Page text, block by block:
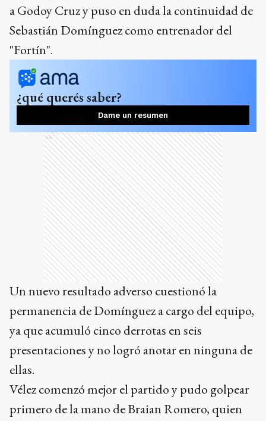
a Godoy Cruz y puso en duda la continuidad de
Sebastián Domínguez como entrenador del
"Fortín".
¿qué querés saber?
Dame un resumen
Ads
Un nuevo resultado adverso cuestionó la
permanencia de Domínguez a cargo del equipo,
ya que acumuló cinco derrotas en seis
presentaciones y no logró anotar en ninguna de
ellas.
Vélez comenzó mejor el partido y pudo golpear
primero de la mano de Braian Romero, quien